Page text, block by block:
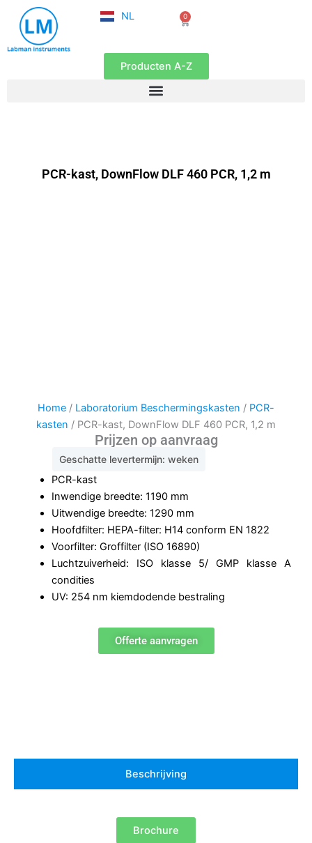
naar
NL
EN
0
Winkelwagen
Producten A-Z
PCR-kast, DownFlow DLF 460 PCR, 1,2 m
Home / Laboratorium Beschermingskasten / PCR-
kasten / PCR-kast, DownFlow DLF 460 PCR, 1,2 m
Prijzen op aanvraag
Geschatte levertermijn: weken
PCR-kast
Inwendige breedte: 1190 mm
Uitwendige breedte: 1290 mm
Hoofdfilter: HEPA-filter: H14 conform EN 1822
Voorfilter: Groffilter (ISO 16890)
Luchtzuiverheid: ISO klasse 5/ GMP klasse A
condities
UV: 254 nm kiemdodende bestraling
Offerte aanvragen
Beschrijving
Brochure